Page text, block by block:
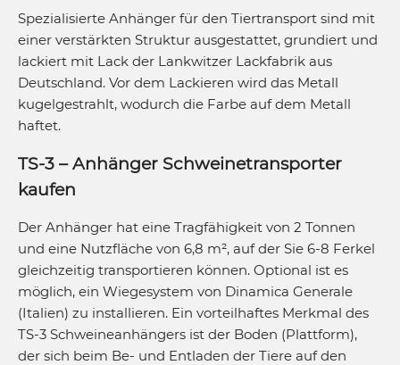
Spezialisierte Anhänger für den Tiertransport sind mit
einer verstärkten Struktur ausgestattet, grundiert und
lackiert mit Lack der Lankwitzer Lackfabrik aus
Deutschland. Vor dem Lackieren wird das Metall
kugelgestrahlt, wodurch die Farbe auf dem Metall
haftet.
TS-3 – Anhänger Schweinetransporter
kaufen
Der Anhänger hat eine Tragfähigkeit von 2 Tonnen
und eine Nutzfläche von 6,8 m², auf der Sie 6-8 Ferkel
gleichzeitig transportieren können. Optional ist es
möglich, ein Wiegesystem von Dinamica Generale
(Italien) zu installieren. Ein vorteilhaftes Merkmal des
TS-3 Schweineanhängers ist der Boden (Plattform),
der sich beim Be- und Entladen der Tiere auf den